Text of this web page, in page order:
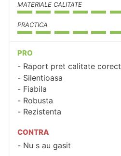
MATERIALE CALITATE
PRACTICA
PRO
Raport pret calitate corect
Silentioasa
Fiabila
Robusta
Rezistenta
CONTRA
Nu s au gasit